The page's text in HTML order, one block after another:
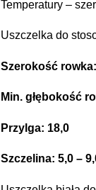
Temperatury –
Uszczelka do
Szerokość
Min. głębokość
Przylga: 18,0
Szczelina: 5,0 –